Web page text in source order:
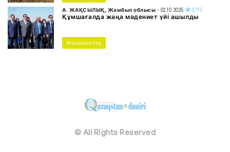
А. ЖАҚСЫЛЫҚ, Жамбыл облысы - 02.10.2025 5715
Құмшағалда жаңа мәдениет үйі ашылды
Жаңалықтар
© All Rights Reserved